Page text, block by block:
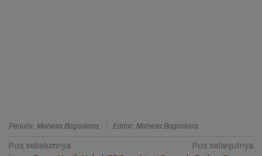
Penulis: Mahesa Bagaskara Editor: Mahesa Bagaskara
Navigasi
Pos sebelumnya
Pos selanjutnya